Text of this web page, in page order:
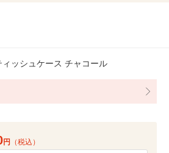
ィッシュケース チャコール
円 （税込）